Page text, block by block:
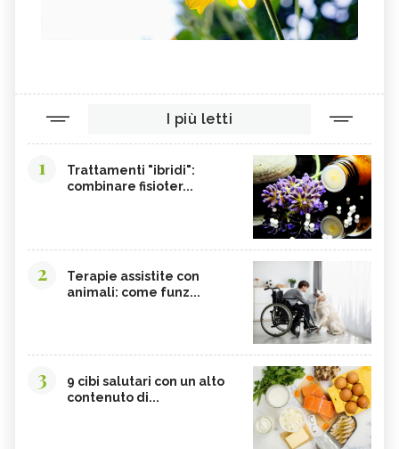
I più letti
1
Trattamenti "ibridi":
combinare fisioter...
2
Terapie assistite con
animali: come funz...
3
9 cibi salutari con un alto
contenuto di...